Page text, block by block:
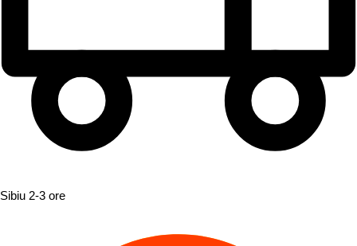
Sibiu 2-3 ore